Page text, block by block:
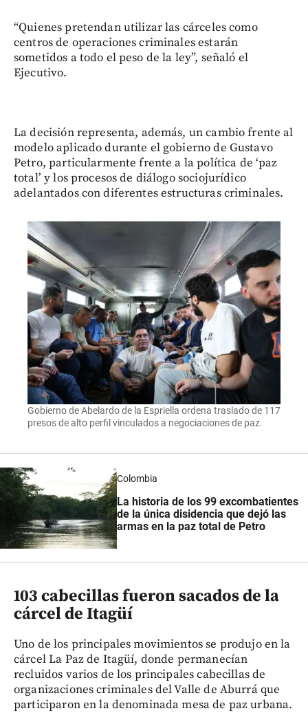
“Quienes pretendan utilizar las cárceles como
centros de operaciones criminales estarán
sometidos a todo el peso de la ley”, señaló el
Ejecutivo.
La decisión representa, además, un cambio frente al
modelo aplicado durante el gobierno de Gustavo
Petro, particularmente frente a la política de ‘paz
total’ y los procesos de diálogo sociojurídico
adelantados con diferentes estructuras criminales.
Gobierno de Abelardo de la Espriella ordena traslado de 117
presos de alto perfil vinculados a negociaciones de paz.
Colombia
La historia de los 99 excombatientes
de la única disidencia que dejó las
armas en la paz total de Petro
103 cabecillas fueron sacados de la
cárcel de Itagüí
Uno de los principales movimientos se produjo en la
cárcel La Paz de Itagüí, donde permanecían
recluidos varios de los principales cabecillas de
organizaciones criminales del Valle de Aburrá que
participaron en la denominada mesa de paz urbana.